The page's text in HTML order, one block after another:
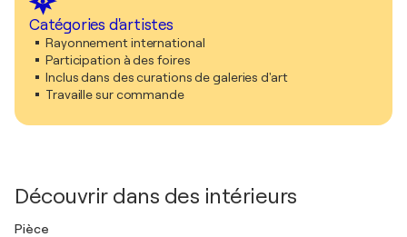
Catégories d'artistes
Rayonnement international
Participation à des foires
Inclus dans des curations de galeries d'art
Travaille sur commande
Découvrir dans des intérieurs
Pièce